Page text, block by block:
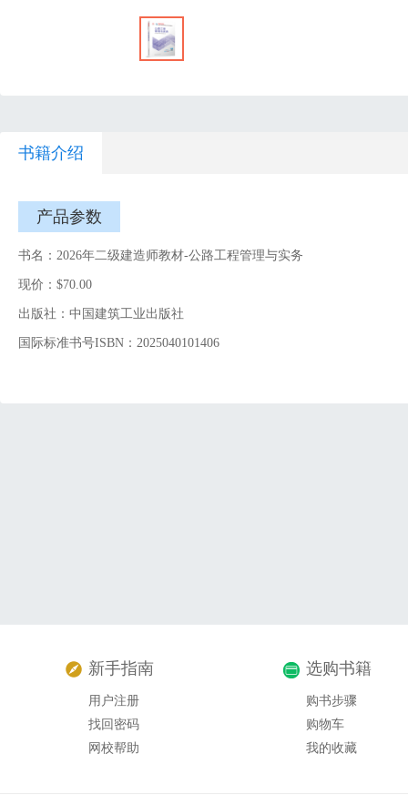
书籍介绍
产品参数
书名：2026年二级建造师教材-公路工程管理与实务
现价：$70.00
出版社：中国建筑工业出版社
国际标准书号ISBN：2025040101406
新手指南
用户注册
找回密码
网校帮助
选购书籍
购书步骤
购物车
我的收藏